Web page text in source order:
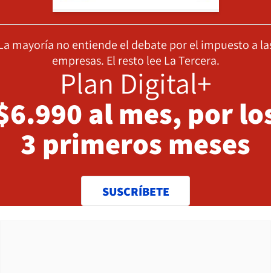
mayoría no entiende el debate por el impuesto a
empresas. El resto lee La Tercera.
Plan Digital+
al mes, por
3 primeros meses
SUSCRÍBETE